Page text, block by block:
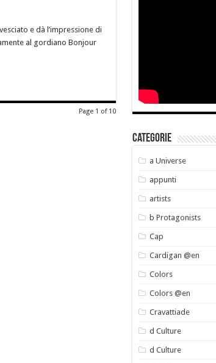
e dà l’impressione di
al gordiano Bonjour
Page 1 of 10
Categorie
a Universe
appunti
artists
b Protagonists
Cap
Cardigan @en
Colors
Colors @en
Cravattiade
d Culture
d Culture